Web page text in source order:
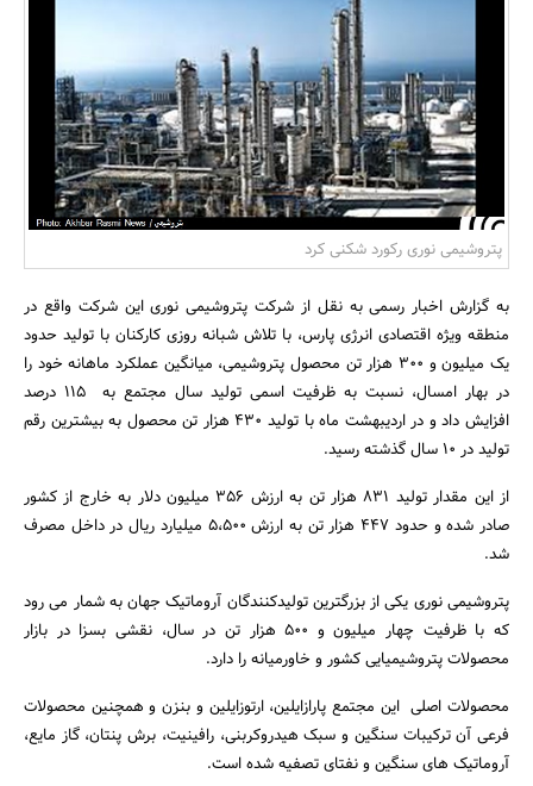
مسکن و ساختمان
جستجو
پتروشیمی نوری رکورد شکنی کرد
به گزارش اخبار رسمی به نقل از شرکت پتروشیمی نوری این شرکت واقع در
منطقه ویژه اقتصادی انرژی پارس، با تلاش شبانه روزی کارکنان با تولید حدود
یک میلیون و 300 هزار تن محصول پتروشیمی، میانگین عملکرد ماهانه خود را
در بهار امسال، نسبت به ظرفیت اسمی تولید سال مجتمع به 115 درصد
افزایش داد و در اردیبهشت ماه با تولید 430 هزار تن محصول به بیشترین رقم
تولید در 10 سال گذشته رسید.
از این مقدار تولید 831 هزار تن به ارزش 356 میلیون دلار به خارج از کشور
صادر شده و حدود 447 هزار تن به ارزش 5،500 میلیارد ریال در داخل مصرف
شد.
پتروشیمی نوری یکی از بزرگترین تولیدکنندگان آروماتیک جهان به شمار می رود
که با ظرفیت چهار میلیون و 500 هزار تن در سال، نقشی بسزا در بازار
محصولات پتروشیمیایی کشور و خاورمیانه را دارد.
محصولات اصلی این مجتمع پارازایلین، ارتوزایلین و بنزن و همچنین محصولات
فرعی آن ترکیبات سنگین و سبک هیدروکربنی، رافینیت، برش پنتان، گاز مایع،
آروماتیک های سنگین و نفتای تصفیه شده است.